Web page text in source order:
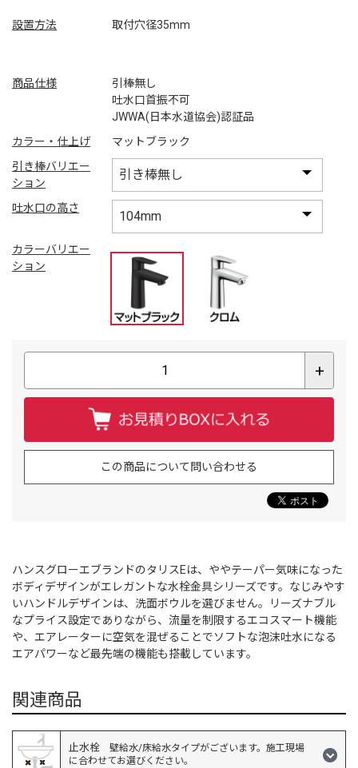
設置方法 取付穴径35mm
商品仕様
引棒無し
吐水口首振不可
JWWA(日本水道協会)認証品
カラー・仕上げ
マットブラック
引き棒バリエー
ション
吐水口の高さ
カラーバリエー
ション
+
この商品について問い合わせる
ハンスグローエブランドのタリスEは、ややテーパー気味になった
ボディデザインがエレガントな水栓金具シリーズです。なじみやす
いハンドルデザインは、洗面ボウルを選びません。リーズナブル
なプライス設定でありながら、流量を制限するエコスマート機能
や、エアレーターに空気を混ぜることでソフトな泡沫吐水になる
エアパワーなど最先端の機能も搭載しています。
関連商品
止水栓 壁給水/床給水タイプがございます。施工現場
に合わせてお選びください。